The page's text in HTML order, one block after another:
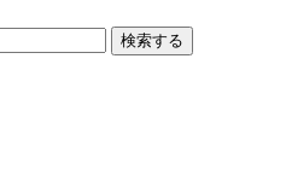
検索する